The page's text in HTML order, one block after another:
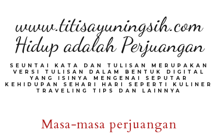
www.titisayuningsih.com
Hidup adalah Perjuangan
SEUNTAI KATA DAN TULISAN MERUPAKAN
VERSI TULISAN DALAM BENTUK DIGITAL
YANG ISINYA MENGENAI SEPUTAR
KEHIDUPAN SEHARI HARI SEPERTI KULINER
TRAVELING TIPS DAN LAINNYA
Masa-masa perjuangan